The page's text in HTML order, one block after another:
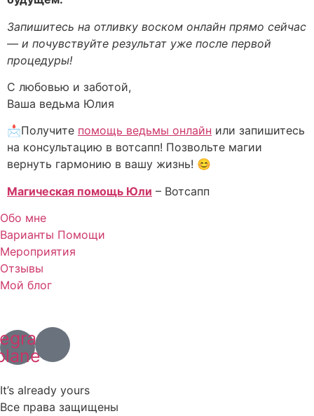
Запишитесь на отливку воском онлайн прямо сейчас
— и почувствуйте результат уже после первой
процедуры!
С любовью и заботой,
Ваша ведьма Юлия
📩Получите помощь ведьмы онлайн или запишитесь
на консультацию в вотсапп! Позвольте магии
вернуть гармонию в вашу жизнь! 😊
Магическая помощь Юли – Вотсапп
Обо мне
Варианты Помощи
Мероприятия
Отзывы
Мой блог
It’s already yours
Все права защищены